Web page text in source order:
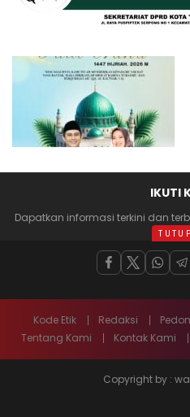
IKUTI
Dapatkan informasi terkini dan
anda
Kode Etik Redaksi
Tentang Kami
Kontak Kami
Copyright by :